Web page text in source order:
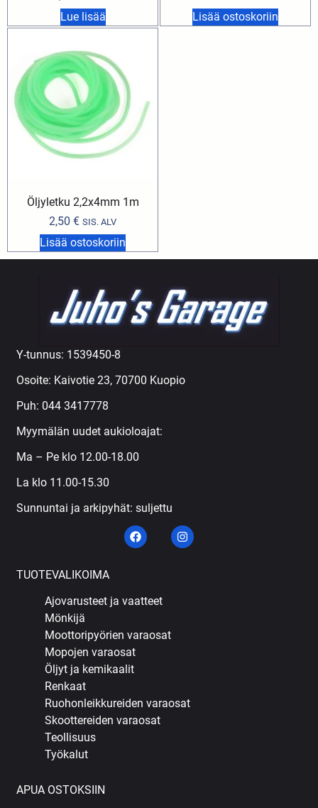
Lue lisää Lisää ostoskoriin
Öljyletku 2,2x4mm 1m
2,50 € SIS. ALV
Lisää ostoskoriin
Y-tunnus: 1539450-8
Osoite: Kaivotie 23, 70700 Kuopio
Puh: 044 3417778
Myymälän uudet aukioloajat:
Ma – Pe klo 12.00-18.00
La klo 11.00-15.30
Sunnuntai ja arkipyhät: suljettu
TUOTEVALIKOIMA
Ajovarusteet ja vaatteet
Mönkijä
Moottoripyörien varaosat
Mopojen varaosat
Öljyt ja kemikaalit
Renkaat
Ruohonleikkureiden varaosat
Skoottereiden varaosat
Teollisuus
Työkalut
APUA OSTOKSIIN